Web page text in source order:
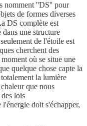
nomment ''DS'' pour
de formes diverses
DS complète est
une structure
de l'étoile est
cherchent des
où se situe une
quelque chose capte la
la lumière
que nous
lois
doit s'échapper,